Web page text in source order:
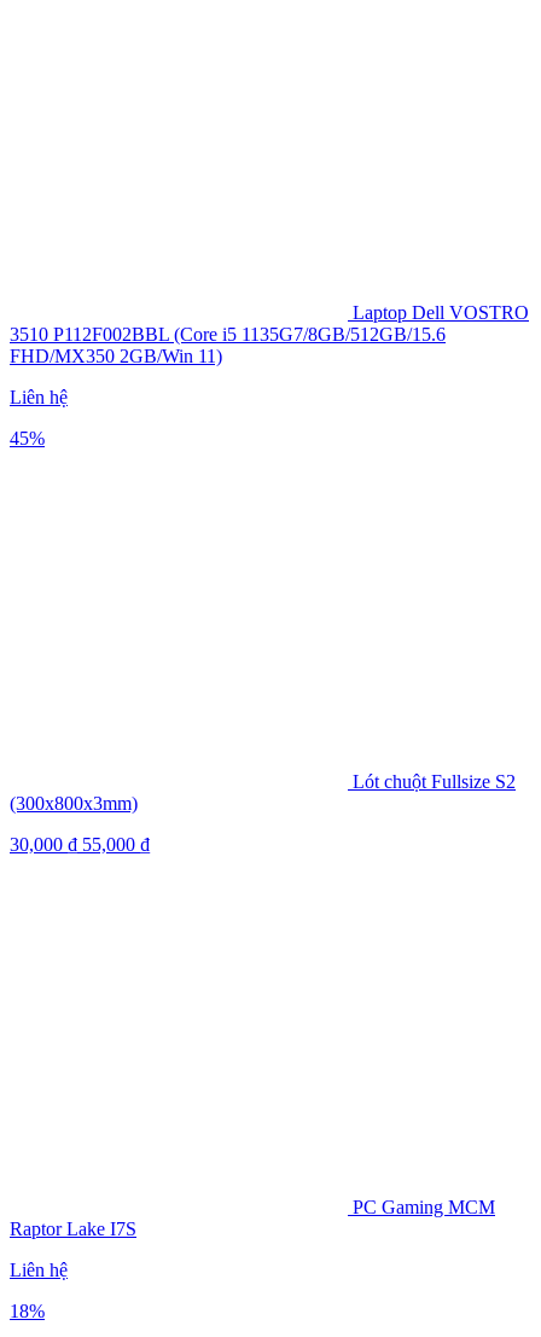
Laptop Dell VOSTRO
3510 P112F002BBL (Core i5 1135G7/8GB/512GB/15.6
FHD/MX350 2GB/Win 11)
Liên hệ
45%
Lót chuột Fullsize S2
(300x800x3mm)
30,000 ₫ 55,000 ₫
PC Gaming MCM
Raptor Lake I7S
Liên hệ
18%